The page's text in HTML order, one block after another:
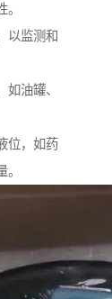
以监测和
油罐、
位，如药